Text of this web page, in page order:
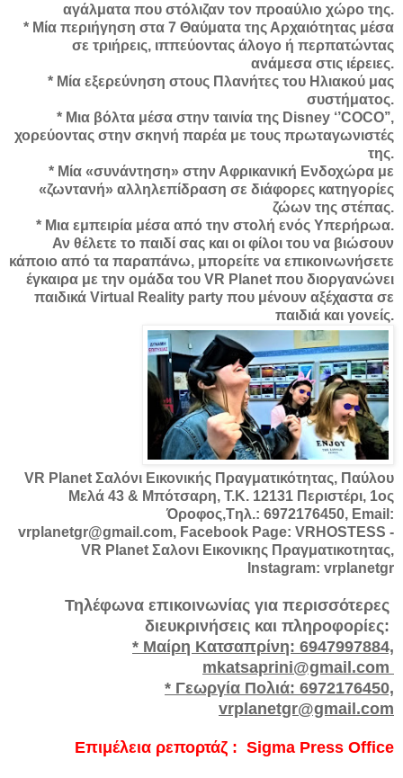
αγάλματα που στόλιζαν τον προαύλιο χώρο της.
* Μία περιήγηση στα 7 Θαύματα της Αρχαιότητας μέσα
σε τριήρεις, ιππεύοντας άλογο ή περπατώντας
ανάμεσα στις ιέρειες.
* Μία εξερεύνηση στους Πλανήτες του Ηλιακού μας
συστήματος.
* Μια βόλτα μέσα στην ταινία της Disney ‘’COCO’’,
χορεύοντας στην σκηνή παρέα με τους πρωταγωνιστές
της.
* Μία «συνάντηση» στην Αφρικανική Ενδοχώρα με
«ζωντανή» αλληλεπίδραση σε διάφορες κατηγορίες
ζώων της στέπας.
* Μια εμπειρία μέσα από την στολή ενός Υπερήρωα.
Αν θέλετε το παιδί σας και οι φίλοι του να βιώσουν
κάποιο από τα παραπάνω, μπορείτε να επικοινωνήσετε
έγκαιρα με την ομάδα του VR Planet που διοργανώνει
παιδικά Virtual Reality party που μένουν αξέχαστα σε
παιδιά και γονείς.
VR Planet Σαλόνι Εικονικής Πραγματικότητας, Παύλου
Μελά 43 & Μπότσαρη, Τ.Κ. 12131 Περιστέρι, 1ος
Όροφος,Tηλ.: 6972176450, Email:
vrplanetgr@gmail.com, Facebook Page: VRHOSTESS -
VR Planet Σαλονι Εικονικης Πραγματικοτητας,
Instagram: vrplanetgr
Τηλέφωνα επικοινωνίας για περισσότερες
διευκρινήσεις και πληροφορίες:
* Μαίρη Κατσαπρίνη: 6947997884,
mkatsaprini@gmail.com
* Γεωργία Πολιά: 6972176450,
vrplanetgr@gmail.com
Επιμέλεια ρεπορτάζ : Sigma Press Office